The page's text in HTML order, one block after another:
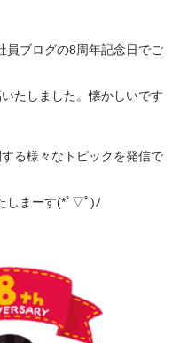
員ブログの8周年記念日でご
たしました。懐かしいです
る様々なトピックを発信で
しまーす(*ﾟ▽ﾟ)ﾉ